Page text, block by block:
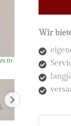
aus
Silber
'12
klein)
Menge
Wir